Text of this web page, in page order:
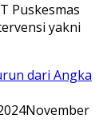
Puskesmas
yakni
November